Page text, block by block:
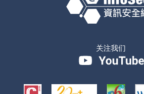
关注我们